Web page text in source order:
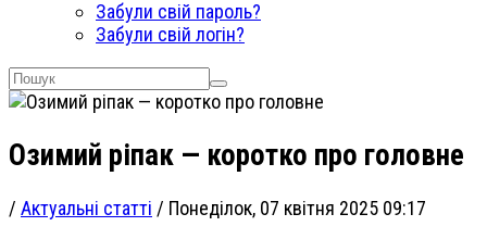
Забули свій пароль?
Забули свій логін?
Озимий ріпак — коротко про головне
/ Актуальні статті / Понеділок, 07 квітня 2025 09:17